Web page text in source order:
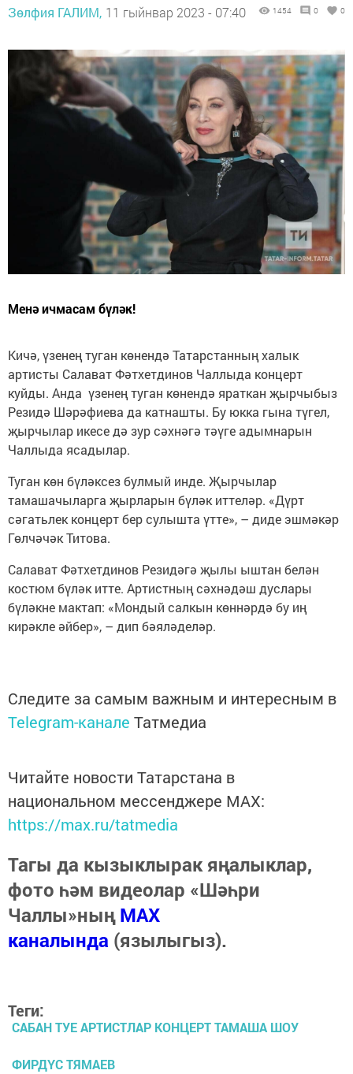
Зөлфия ГАЛИМ, 11 гыйнвар 2023 - 07:40 1454 0 0
Менә ичмасам бүләк!
Кичә, үзенең туган көнендә Татарстанның халык
артисты Салават Фәтхетдинов Чаллыда концерт
куйды. Анда үзенең туган көнендә яраткан җырчыбыз
Резидә Шәрәфиева да катнашты. Бу юкка гына түгел,
җырчылар икесе дә зур сәхнәгә тәүге адымнарын
Чаллыда ясадылар.
Туган көн бүләксез булмый инде. Җырчылар
тамашачыларга җырларын бүләк иттеләр. «Дүрт
сәгатьлек концерт бер сулышта үтте», – диде эшмәкәр
Гөлчәчәк Титова.
Салават Фәтхетдинов Резидәгә җылы ыштан белән
костюм бүләк итте. Артистның сәхнәдәш дуслары
бүләкне мактап: «Мондый салкын көннәрдә бу иң
кирәкле әйбер», – дип бәяләделәр.
Следите за самым важным и интересным в
Telegram-канале Татмедиа
Читайте новости Татарстана в
национальном мессенджере MАХ:
https://max.ru/tatmedia
Тагы да кызыклырак яңалыклар,
фото һәм видеолар «Шәһри
Чаллы»ныңMAX
каналында (язылыгыз).
Теги:
САБАН ТУЕ АРТИСТЛАР КОНЦЕРТ ТАМАША ШОУ
ФИРДҮС ТЯМАЕВ